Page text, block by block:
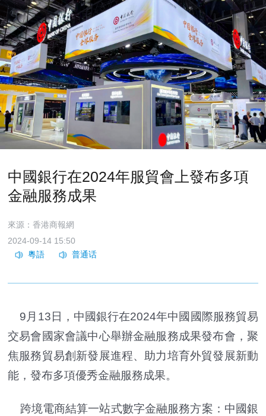
中國銀行在2024年服貿會上發布多項
金融服務成果
來源：香港商報網
2024-09-14 15:50
9月13日，中國銀行在2024年中國國際服務貿易
交易會國家會議中心舉辦金融服務成果發布會，聚
焦服務貿易創新發展進程、助力培育外貿發展新動
能，發布多項優秀金融服務成果。
跨境電商結算一站式數字金融服務方案：中國銀